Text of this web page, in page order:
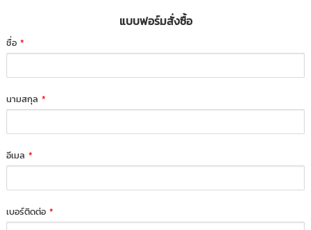
แบบฟอร์มสั่งซื้อ
ชื่อ*
นามสกุล*
อีเมล*
เบอร์ติดต่อ*